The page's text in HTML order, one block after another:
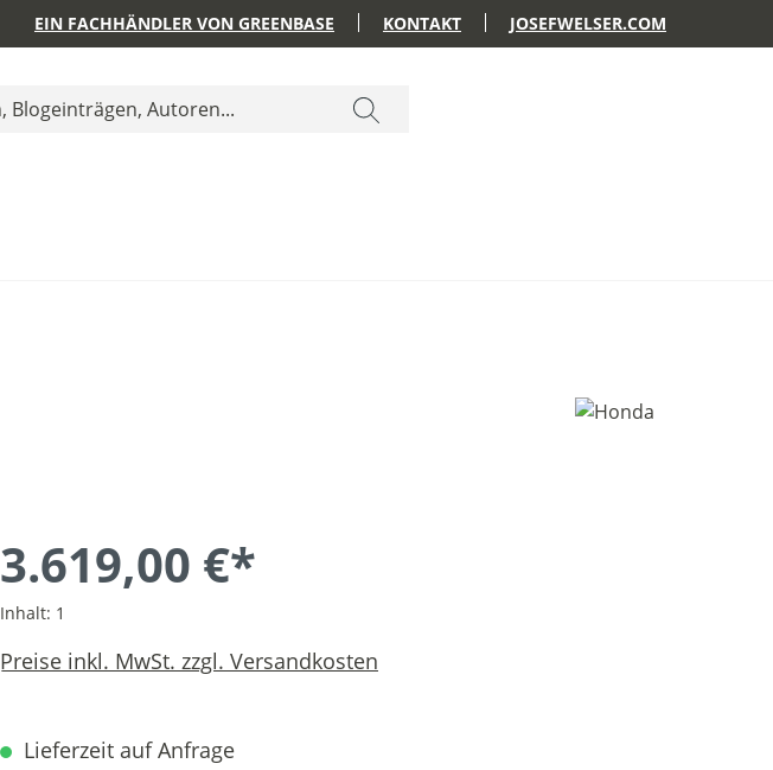
EIN FACHHÄNDLER VON GREENBASE KONTAKT JOSEFWELSER.COM
3.619,00 €*
Inhalt: 1
Preise inkl. MwSt. zzgl. Versandkosten
Lieferzeit auf Anfrage